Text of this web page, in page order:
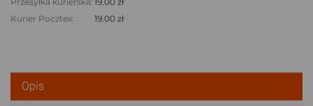
Kurier Pocztex:
19.00 zł
Opis